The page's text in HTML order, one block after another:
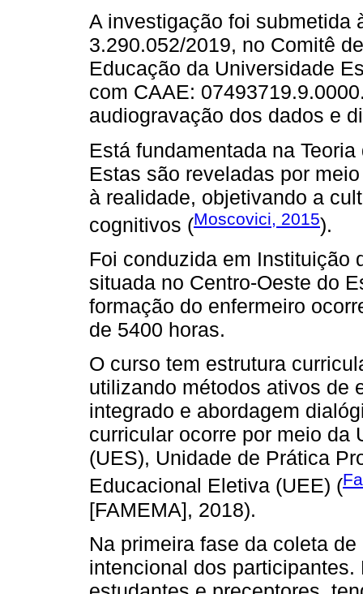
A investigação foi submetida
3.290.052/2019, no Comitê
Educação da Universidade
com CAAE:
audiogravação dos dados e
Está fundamentada na
Estas são reveladas por
à realidade, objetivando a
cognitivos (Moscovici, 2015).
Foi conduzida em Instituição
situada no Centro-Oeste do
formação do enfermeiro
de 5400 horas.
O curso tem estrutura
utilizando métodos ativos de
integrado e abordagem
curricular ocorre por meio da
(UES), Unidade de Prática
Educacional Eletiva (UEE) (
[FAMEMA], 2018).
Na primeira fase da coleta
intencional dos